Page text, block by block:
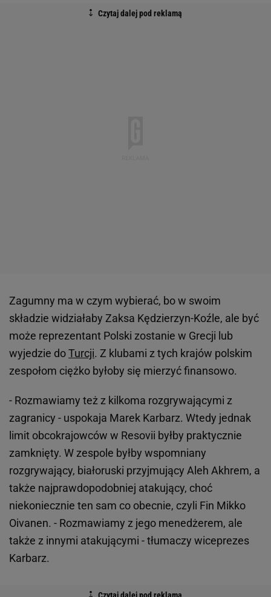
Zagumny ma w czym wybierać, bo w swoim
składzie widziałaby Zaksa Kędzierzyn-Koźle, ale być
może reprezentant Polski zostanie w Grecji lub
wyjedzie doTurcji. Z klubami z tych krajów polskim
zespołom ciężko byłoby się mierzyć finansowo.
- Rozmawiamy też z kilkoma rozgrywającymi z
zagranicy - uspokaja Marek Karbarz. Wtedy jednak
limit obcokrajowców w Resovii byłby praktycznie
zamknięty. W zespole byłby wspomniany
rozgrywający, białoruski przyjmujący Aleh Akhrem, a
także najprawdopodobniej atakujący, choć
niekoniecznie ten sam co obecnie, czyli Fin Mikko
Oivanen. - Rozmawiamy z jego menedżerem, ale
także z innymi atakującymi - tłumaczy wiceprezes
Karbarz.